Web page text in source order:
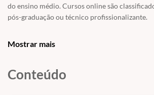
do ensino médio. Cursos online são
pós-graduação ou técnico profissionalizante.
uma modalidade de educação não-formal
Educação é um direito de todos e é um
Mostrar mais
Conteúdo